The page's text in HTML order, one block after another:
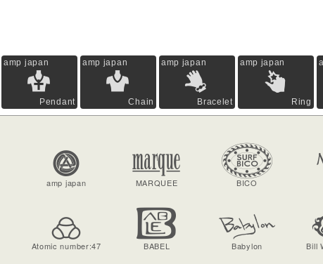
amp japan
Pendant
amp japan
Chain
amp japan
Bracelet
amp japan
Ring
amp japan MARQUEE BICO
Atomic number:47 BABEL Babylon Bill